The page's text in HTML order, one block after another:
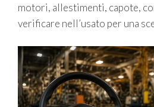
motori, allestimenti, capote,
verificare nell’usato per una